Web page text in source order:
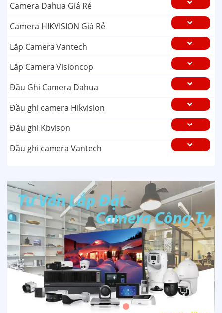
Camera Dahua Giá Rẻ
Camera HIKVISION Giá Rẻ
Lắp Camera Vantech
Lắp Camera Visioncop
Đầu Ghi Camera Dahua
Đầu ghi camera Hikvision
Đầu ghi Kbvison
Đầu ghi camera Vantech